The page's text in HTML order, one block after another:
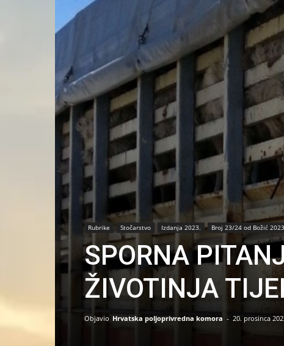
Rubrike Stočarstvo Izdanja 2023. Broj 23/24 od Božić
SPORNA
ŽIVOTINJA
Objavio Hrvatska poljoprivredna komora - 20. prosinca